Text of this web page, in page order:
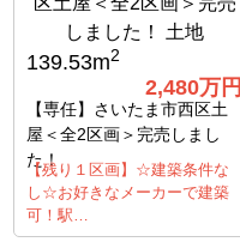
139.53m2
2,480万円
【専任】さいたま市西区土
屋＜全2区画＞完売しまし
た！
【残り１区画】☆建築条件な
し☆お好きなメーカーで建築
可！駅…